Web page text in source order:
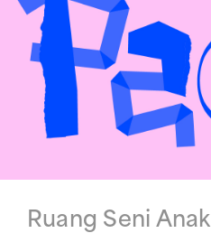
Ruang Seni Anak